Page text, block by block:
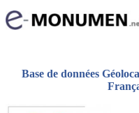
Base de données